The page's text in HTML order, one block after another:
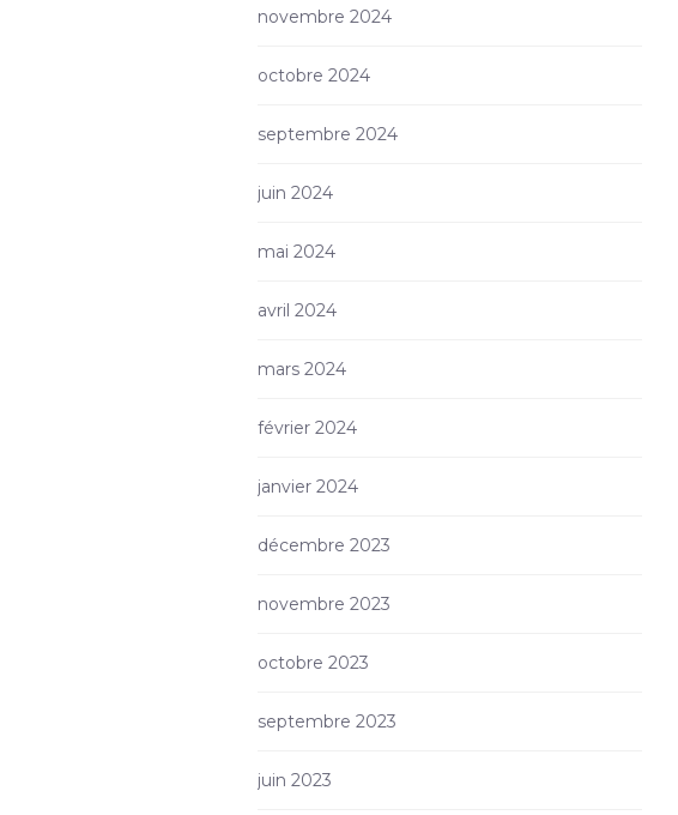
novembre 2024
octobre 2024
septembre 2024
juin 2024
mai 2024
avril 2024
mars 2024
février 2024
janvier 2024
décembre 2023
novembre 2023
octobre 2023
septembre 2023
juin 2023